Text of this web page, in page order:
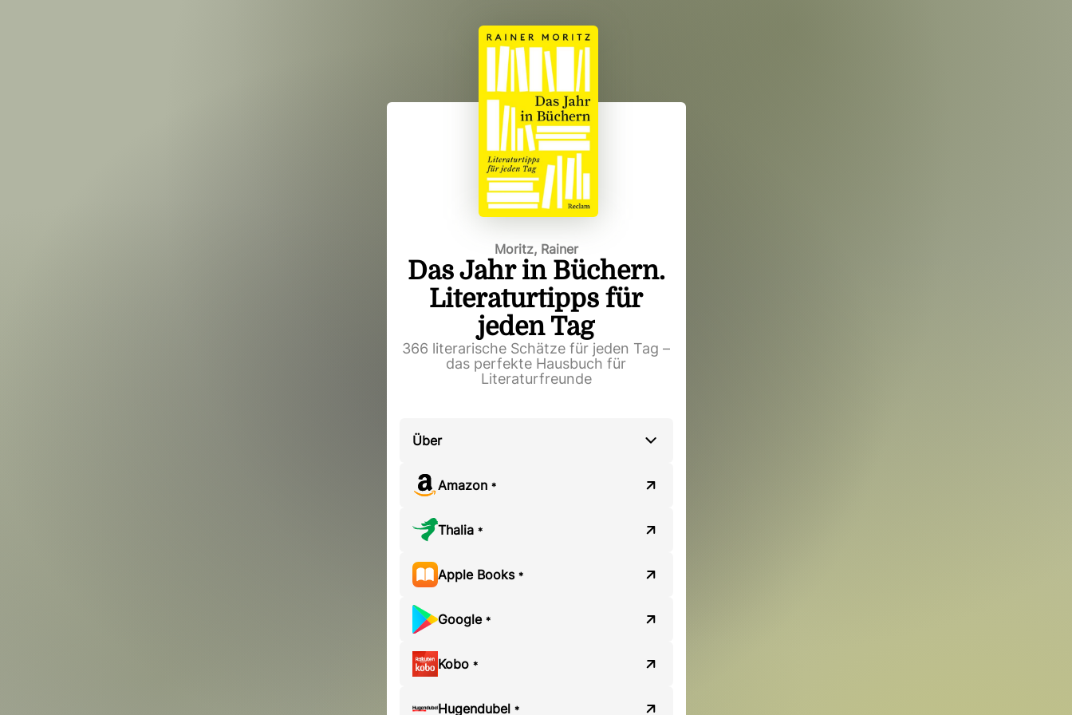
Moritz, Rainer
Das Jahr in Büchern.
Literaturtipps für
jeden Tag
366 literarische Schätze für jeden Tag –
das perfekte Hausbuch für
Literaturfreunde
Über
Amazon *
Thalia *
Apple Books *
Google *
Kobo *
Hugendubel *